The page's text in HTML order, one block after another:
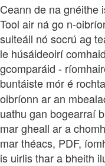
Ceann de na gnéithe
Tool air ná go n-
suiteáil nó socrú ag
le húsáideoirí
gcomparáid -
buntáiste mór é
oibríonn ar an
uathu gan bogearraí
mar gheall ar a
mar théacs, PDF,
is uirlis thar a bheith